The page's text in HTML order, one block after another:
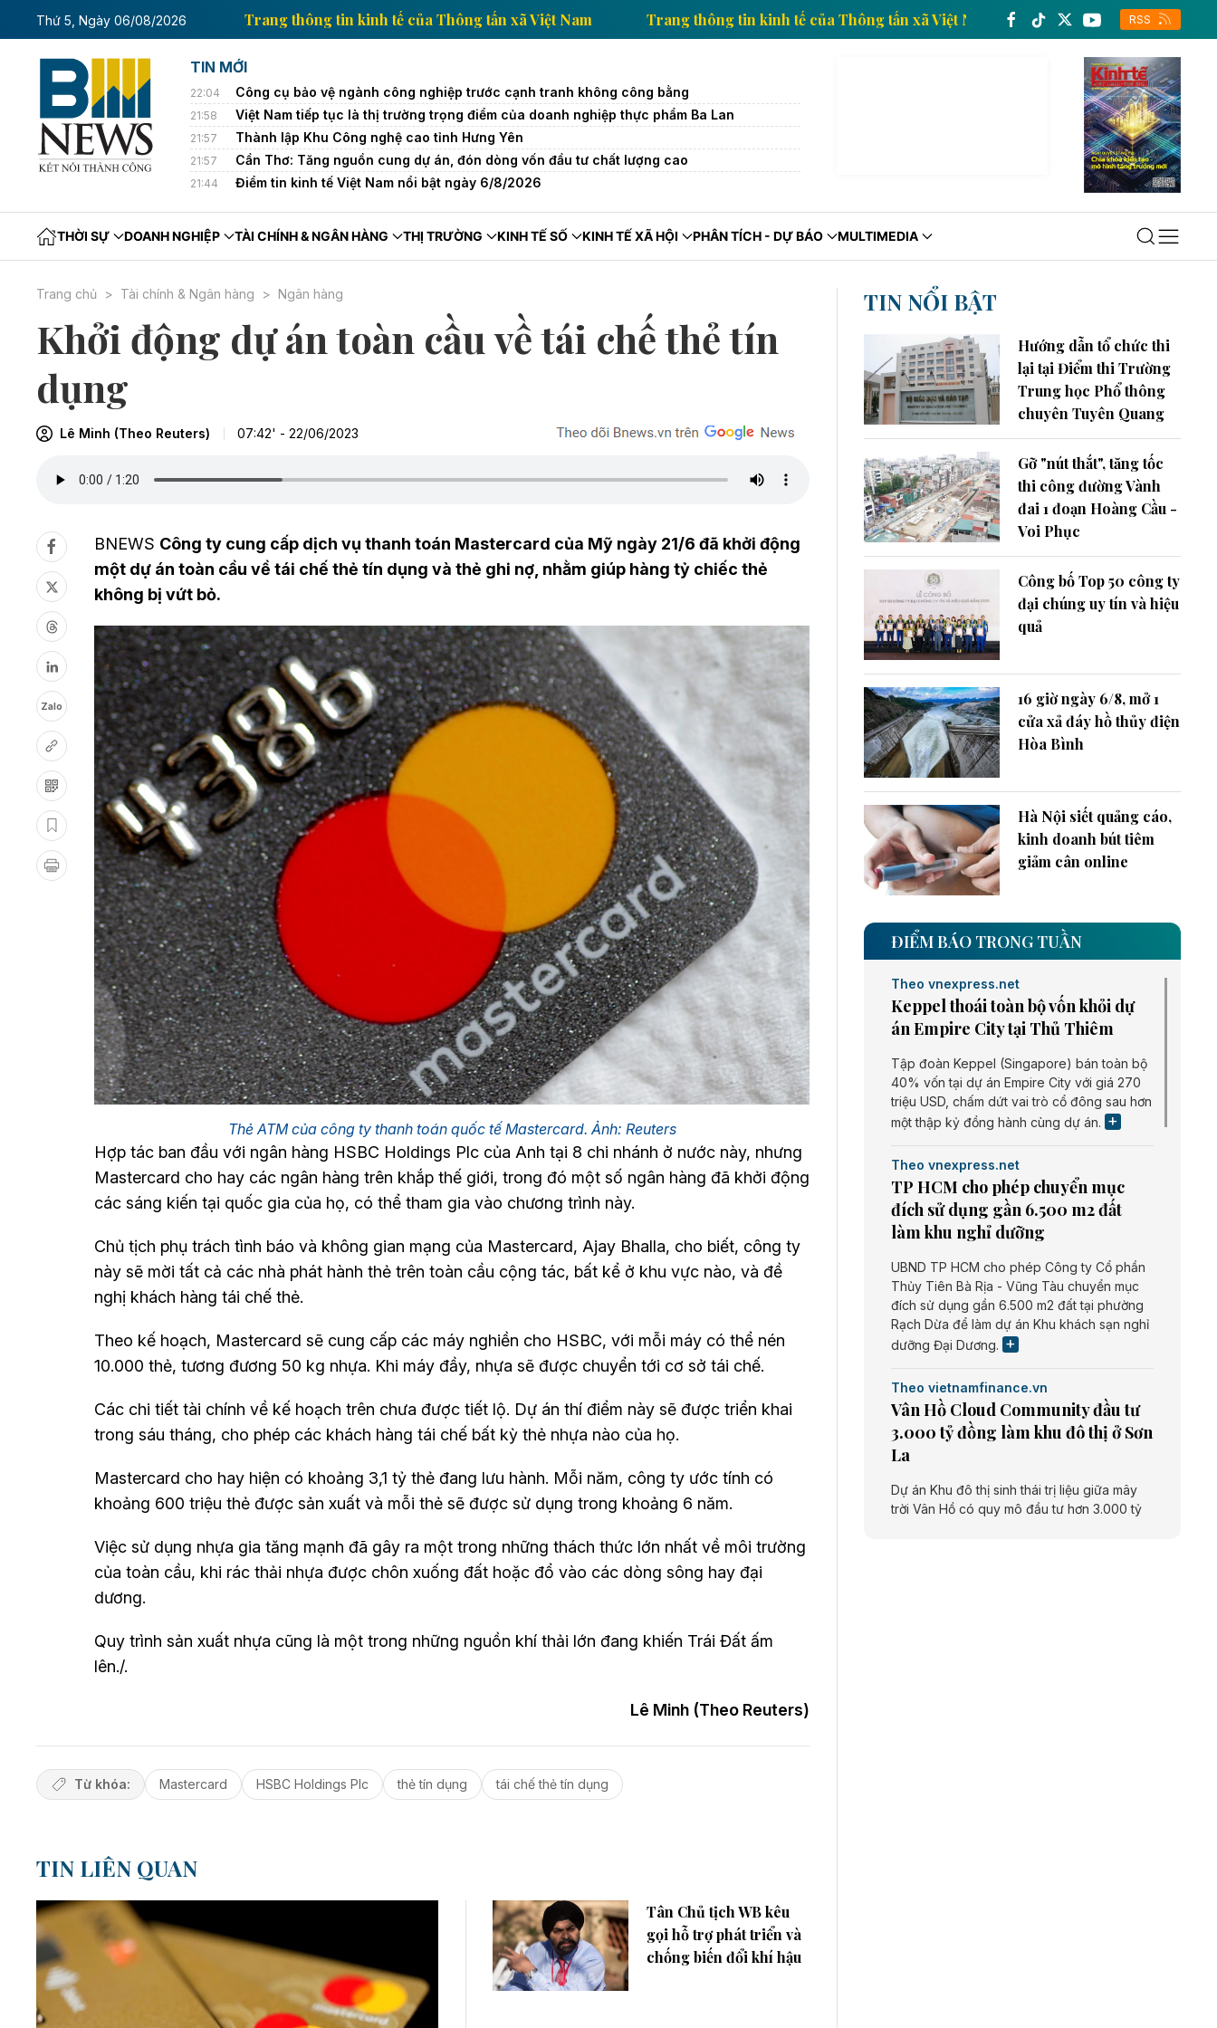
Thứ 5, Ngày 06/08/2026
tin kinh tế của Thông tấn xã Việt Nam Trang thông tin kinh tế của Thông tấn xã Việt Nam Trang thông tin kinh tế của Thông tấn xã Việt Nam Trang
RSS
TIN MỚI
22:04 Công cụ bảo vệ ngành công nghiệp trước cạnh tranh không công bằng
21:58 Việt Nam tiếp tục là thị trường trọng điểm của doanh nghiệp thực phẩm Ba Lan
21:57 Thành lập Khu Công nghệ cao tỉnh Hưng Yên
21:57 Cần Thơ: Tăng nguồn cung dự án, đón dòng vốn đầu tư chất lượng cao
21:44 Điểm tin kinh tế Việt Nam nổi bật ngày 6/8/2026
THỜI SỰ DOANH NGHIỆP TÀI CHÍNH & NGÂN HÀNG THỊ TRƯỜNG KINH TẾ SỐ KINH TẾ XÃ HỘI PHÂN TÍCH - DỰ BÁO MULTIMEDIA
Trang chủ Tài chính & Ngân hàng Ngân hàng
Khởi động dự án toàn cầu về tái chế thẻ tín
dụng
Lê Minh (Theo Reuters) 07:42' - 22/06/2023
Zalo
BNEWS Công ty cung cấp dịch vụ thanh toán Mastercard của Mỹ ngày 21/6 đã khởi động
một dự án toàn cầu về tái chế thẻ tín dụng và thẻ ghi nợ, nhằm giúp hàng tỷ chiếc thẻ
không bị vứt bỏ.
Thẻ ATM của công ty thanh toán quốc tế Mastercard. Ảnh: Reuters
Hợp tác ban đầu với ngân hàng HSBC Holdings Plc của Anh tại 8 chi nhánh ở nước này, nhưng
Mastercard cho hay các ngân hàng trên khắp thế giới, trong đó một số ngân hàng đã khởi động
các sáng kiến tại quốc gia của họ, có thể tham gia vào chương trình này.
Chủ tịch phụ trách tình báo và không gian mạng của Mastercard, Ajay Bhalla, cho biết, công ty
này sẽ mời tất cả các nhà phát hành thẻ trên toàn cầu cộng tác, bất kể ở khu vực nào, và đề
nghị khách hàng tái chế thẻ.
Theo kế hoạch, Mastercard sẽ cung cấp các máy nghiền cho HSBC, với mỗi máy có thể nén
10.000 thẻ, tương đương 50 kg nhựa. Khi máy đầy, nhựa sẽ được chuyển tới cơ sở tái chế.
Các chi tiết tài chính về kế hoạch trên chưa được tiết lộ. Dự án thí điểm này sẽ được triển khai
trong sáu tháng, cho phép các khách hàng tái chế bất kỳ thẻ nhựa nào của họ.
Mastercard cho hay hiện có khoảng 3,1 tỷ thẻ đang lưu hành. Mỗi năm, công ty ước tính có
khoảng 600 triệu thẻ được sản xuất và mỗi thẻ sẽ được sử dụng trong khoảng 6 năm.
Việc sử dụng nhựa gia tăng mạnh đã gây ra một trong những thách thức lớn nhất về môi trường
của toàn cầu, khi rác thải nhựa được chôn xuống đất hoặc đổ vào các dòng sông hay đại
dương.
Quy trình sản xuất nhựa cũng là một trong những nguồn khí thải lớn đang khiến Trái Đất ấm
lên./.
Lê Minh (Theo Reuters)
Từ khóa: Mastercard HSBC Holdings Plc thẻ tín dụng tái chế thẻ tín dụng
TIN LIÊN QUAN
Tân Chủ tịch WB kêu
gọi hỗ trợ phát triển và
chống biến đổi khí hậu
TIN NỔI BẬT
Hướng dẫn tổ chức thi
lại tại Điểm thi Trường
Trung học Phổ thông
chuyên Tuyên Quang
Gỡ "nút thắt", tăng tốc
thi công đường Vành
đai 1 đoạn Hoàng Cầu -
Voi Phục
Công bố Top 50 công ty
đại chúng uy tín và hiệu
quả
16 giờ ngày 6/8, mở 1
cửa xả đáy hồ thủy điện
Hòa Bình
Hà Nội siết quảng cáo,
kinh doanh bút tiêm
giảm cân online
ĐIỂM BÁO TRONG TUẦN
Theo vnexpress.net
Keppel thoái toàn bộ vốn khỏi dự
án Empire City tại Thủ Thiêm
Tập đoàn Keppel (Singapore) bán toàn bộ
40% vốn tại dự án Empire City với giá 270
triệu USD, chấm dứt vai trò cổ đông sau hơn
một thập kỷ đồng hành cùng dự án.
Theo vnexpress.net
TP HCM cho phép chuyển mục
đích sử dụng gần 6.500 m2 đất
làm khu nghỉ dưỡng
UBND TP HCM cho phép Công ty Cổ phần
Thủy Tiên Bà Rịa - Vũng Tàu chuyển mục
đích sử dụng gần 6.500 m2 đất tại phường
Rạch Dừa để làm dự án Khu khách sạn nghỉ
dưỡng Đại Dương.
Theo vietnamfinance.vn
Vân Hồ Cloud Community đầu tư
3.000 tỷ đồng làm khu đô thị ở Sơn
La
Dự án Khu đô thị sinh thái trị liệu giữa mây
trời Vân Hồ có quy mô đầu tư hơn 3.000 tỷ